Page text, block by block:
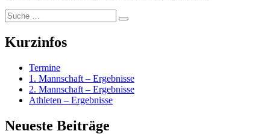
Suche
nach:
Suchen
Kurzinfos
Termine
1. Mannschaft – Ergebnisse
2. Mannschaft – Ergebnisse
Athleten – Ergebnisse
Neueste Beiträge